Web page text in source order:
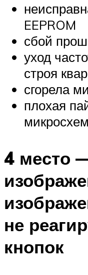
EEPROM
сбой
уход
строя
сгорела
плохая
микросхем
4 место
не
кнопок